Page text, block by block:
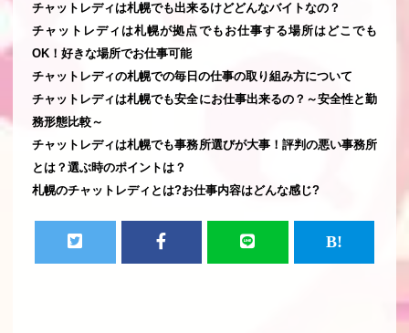
チャットレディは札幌でも出来るけどどんなバイトなの？
チャットレディは札幌が拠点でもお仕事する場所はどこでも
OK！好きな場所でお仕事可能
チャットレディの札幌での毎日の仕事の取り組み方について
チャットレディは札幌でも安全にお仕事出来るの？～安全性と勤
務形態比較～
チャットレディは札幌でも事務所選びが大事！評判の悪い事務所
とは？選ぶ時のポイントは？
札幌のチャットレディとは?お仕事内容はどんな感じ?